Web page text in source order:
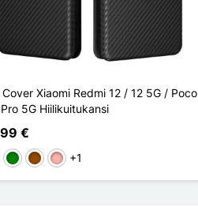
Cover Xiaomi Redmi 12 / 12 5G / Poco
5G Hiilikuitukansi
€
VihreäRuskeaOr Rose
+1